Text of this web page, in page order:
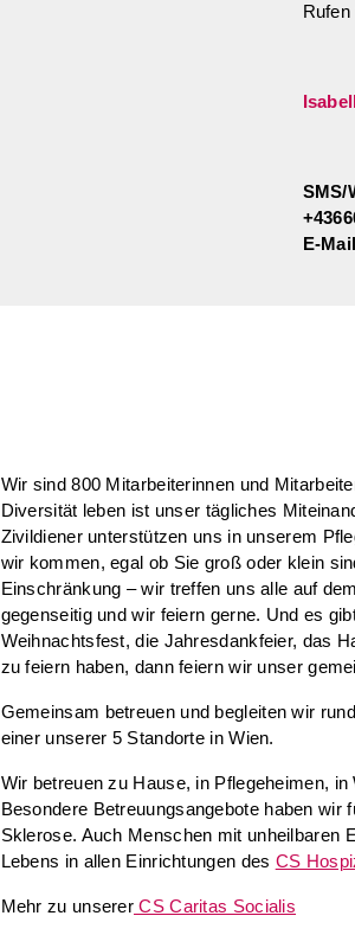
SMS/
E-
Wir sind800 Mitarbeiterinnen und
Diversität leben ist unser tägliches
Zivildiener unterstützen uns in unserem
wir kommen, egal ob Sie groß oder klein
Einschränkung – wir treffen uns alle auf
gegenseitig und wir feiern gerne. Und es
Weihnachtsfest, die Jahresdankfeier, das
zu feiern haben, dann feiern wir unser
Gemeinsam betreuen und begleiten wir
einer unserer 5 Standorte in Wien.
Wir betreuen zu Hause, in Pflegeheimen,
Besondere Betreuungsangebote haben
Sklerose. Auch Menschen mit unheilbaren
Lebens in allen Einrichtungen des CS
Mehr zu unserer CS Caritas Socialis